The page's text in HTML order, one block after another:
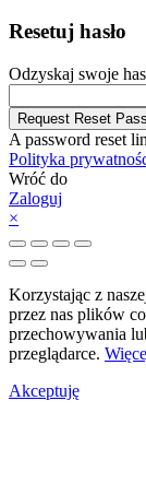
Resetuj hasło
Odzyskaj swoje
Request Reset
A password reset
Polityka
Wróć do
Zaloguj
×
Korzystając z
przez nas plików
przechowywania
przeglądarce.
Akceptuję